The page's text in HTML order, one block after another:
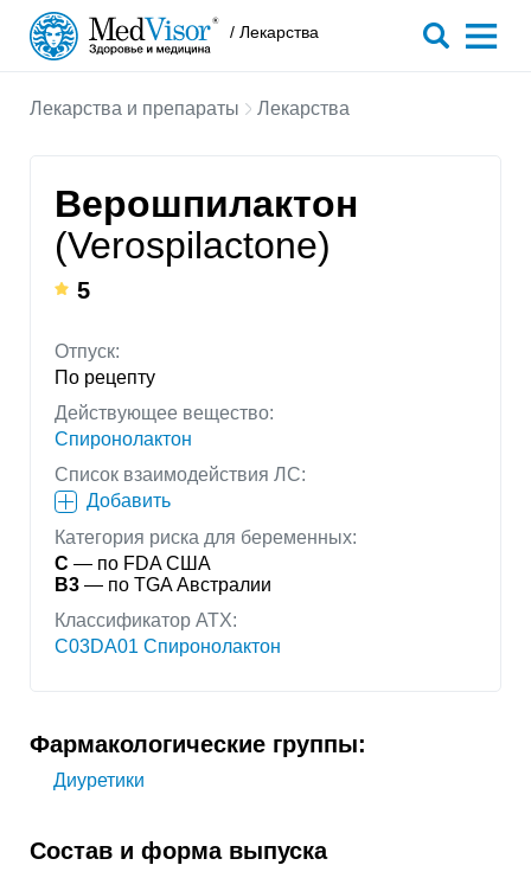
/ Лекарства
Лекарства и препараты Лекарства
Верошпилактон
(Verospilactone)
5
Отпуск:
По рецепту
Действующее вещество:
Спиронолактон
Список взаимодействия ЛС:
Добавить
Категория риска для беременных:
C — по FDA США
B3 — по TGA Австралии
Классификатор АТХ:
C03DA01 Спиронолактон
Фармакологические группы:
Диуретики
Состав и форма выпуска